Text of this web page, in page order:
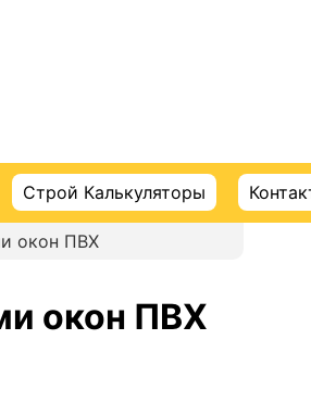
Строй Калькуляторы
окон ПВХ
окон ПВХ